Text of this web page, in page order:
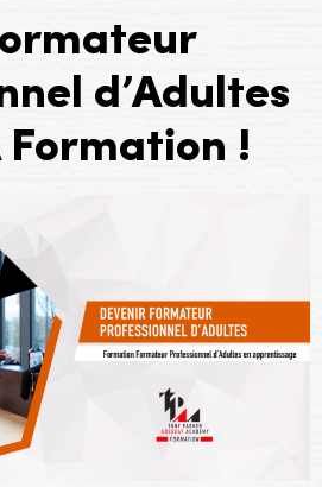
d’Adultes
Formation !